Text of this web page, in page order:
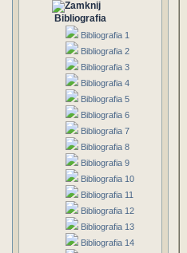
Bibliografia
Bibliografia 1
Bibliografia 2
Bibliografia 3
Bibliografia 4
Bibliografia 5
Bibliografia 6
Bibliografia 7
Bibliografia 8
Bibliografia 9
Bibliografia 10
Bibliografia 11
Bibliografia 12
Bibliografia 13
Bibliografia 14